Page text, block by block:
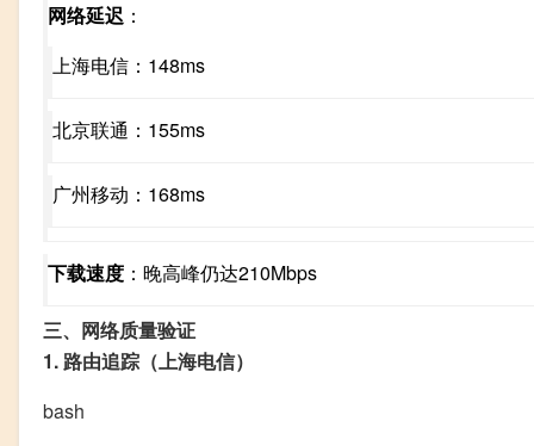
网络延迟 ：
上海电信：148ms
北京联通：155ms
广州移动：168ms
下载速度 ：晚高峰仍达210Mbps
三、网络质量验证
1. 路由追踪（上海电信）
bash